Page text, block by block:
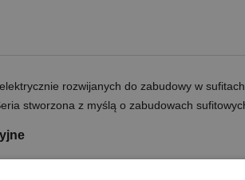
rozwijanych do zabudowy w
stworzona z myślą o zabudowach